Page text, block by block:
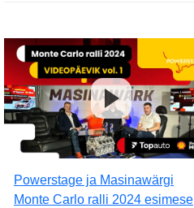
Powerstage ja Masinawärgi
Monte Carlo ralli 2024 esimese